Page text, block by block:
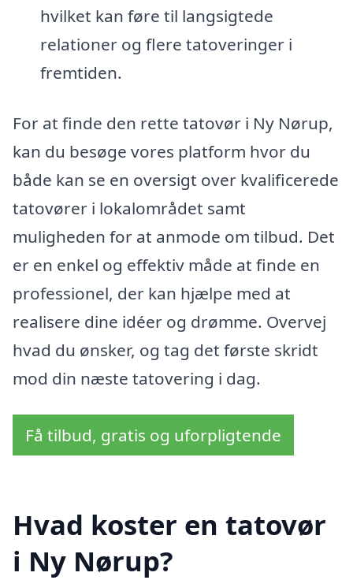
hvilket kan føre til langsigtede
relationer og flere tatoveringer i
fremtiden.
For at finde den rette tatovør i Ny Nørup,
kan du besøge vores platform hvor du
både kan se en oversigt over kvalificerede
tatovører i lokalområdet samt
muligheden for at anmode om tilbud. Det
er en enkel og effektiv måde at finde en
professionel, der kan hjælpe med at
realisere dine idéer og drømme. Overvej
hvad du ønsker, og tag det første skridt
mod din næste tatovering i dag.
Få tilbud, gratis og uforpligtende
Hvad koster en tatovør
i Ny Nørup?